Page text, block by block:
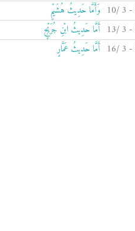
وَأَمَّا حَدِيثُ هُشَيْمٍ
أَمَّا حَدِيثُ ابْنِ جُرَيْجٍ
أَمَّا حَدِيثُ عَمَّارٍ